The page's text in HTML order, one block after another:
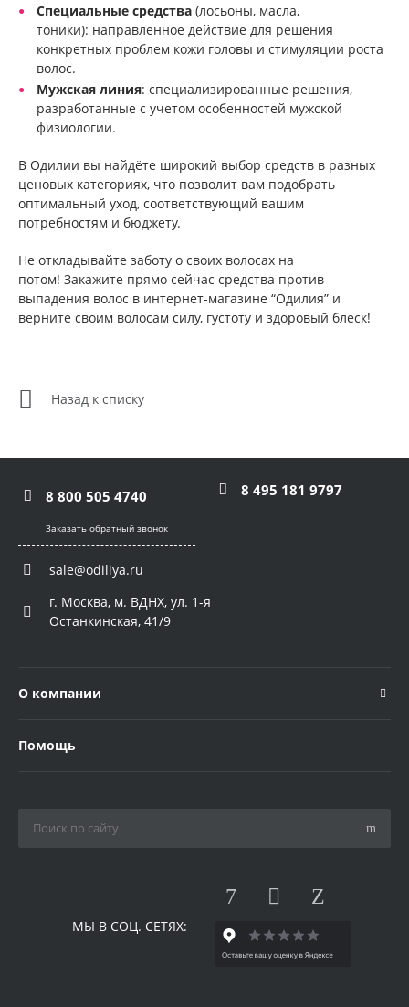
Специальные средства (лосьоны, масла,
тоники): направленное действие для решения
конкретных проблем кожи головы и стимуляции роста
волос.
Мужская линия: специализированные решения,
разработанные с учетом особенностей мужской
физиологии.
В Одилии вы найдёте широкий выбор средств в разных
ценовых категориях, что позволит вам подобрать
оптимальный уход, соответствующий вашим
потребностям и бюджету.
Не откладывайте заботу о своих волосах на
потом! Закажите прямо сейчас средства против
выпадения волос в интернет-магазине “Одилия” и
верните своим волосам силу, густоту и здоровый блеск!
Назад к списку
8 800 505 4740 8 495 181 9797
Заказать обратный звонок
sale@odiliya.ru
г. Москва, м. ВДНХ, ул. 1-я
Останкинская, 41/9
О компании
Помощь
МЫ В СОЦ. СЕТЯХ: